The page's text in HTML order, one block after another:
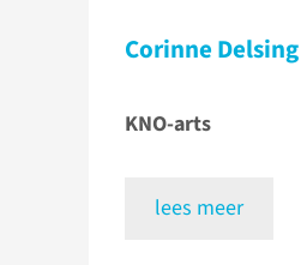
Corinne Delsing
KNO-arts
lees meer